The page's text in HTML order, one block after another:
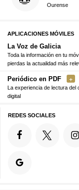
Ourense
APLICACIONES MÓVILES
La Voz de Galicia
Toda la información en tu
pierdas la actualidad más
Periódico en PDF
La experiencia de lectura del
digital
REDES SOCIALES